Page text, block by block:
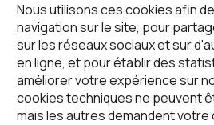
Nous utilisons ces cookies afin
navigation sur le site, pour
sur les réseaux sociaux et sur
en ligne, et pour établir des
améliorer votre expérience sur
cookies techniques ne peuvent
mais les autres demandent